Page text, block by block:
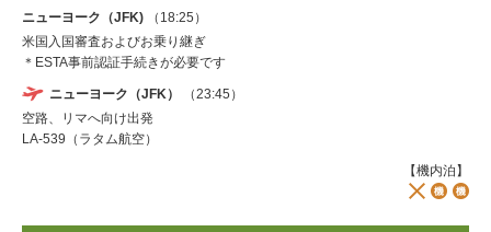
ニューヨーク（JFK)
（18:25）
米国入国審査およびお乗り継ぎ
＊ESTA事前認証手続きが必要です
ニューヨーク（JFK）
（23:45）
空路、リマへ向け出発
LA-539（ラタム航空）
【機内泊】